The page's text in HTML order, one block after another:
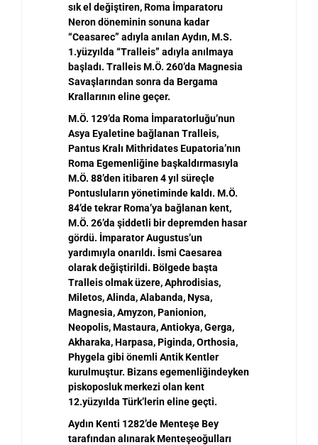
sık el değiştiren, Roma İmparatoru
Neron döneminin sonuna kadar
“Ceasarec” adıyla anı lan Aydın, M.S.
1.yüzyı lda “Tralleis” adıyla anılmaya
baş ladı. Tralleis M.Ö. 260’da Magnesia
Savaş larından sonra da Bergama
Krallarının eline geçer.
M.Ö. 129’da Roma İmparatorluğu’nun
Asya Eyaletine bağ lanan Tralleis,
Pantus Kral ı Mithridates Eupatoria’nın
Roma Egemenliğine başkaldırmasıyla
M.Ö. 88’den itibaren 4 yıl süreçle
Pontusluların yönetiminde kaldı. M.Ö.
84’de tekrar Roma’ya bağ lanan kent,
M.Ö. 26’da şiddetli bir depremden hasar
gördü. İmparator Augustus’un
yardımıyla onarı ldı. İsmi Caesarea
olarak değiştirildi. Bö lgede başta
Tralleis olmak üzere, Aphrodisias,
Miletos, Alinda, Alabanda, Nysa,
Magnesia, Amyzon, Panionion,
Neopolis, Mastaura, Antiokya, Gerga,
Akharaka, Harpasa, Piginda, Orthosia,
Phygela gibi önemli Antik Kentler
kurulmuştur. Bizans egemenliğindeyken
piskoposluk merkezi olan kent
12.yüzyılda Türk’lerin eline geçti.
Aydın Kenti 1282’de Menteşe Bey
tarafından al ınarak Menteşeoğulları